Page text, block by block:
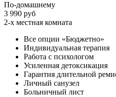
По-домашнему
3 990 руб
2-х местная комната
Все опции «Бюджетно»
Индивидуальная терапия
Работа с психологом
Усиленная детоксикация
Гарантия длительной
Личный санузел
Больничный лист